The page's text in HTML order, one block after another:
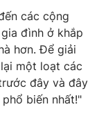
các cộng
đình ở khắp
hơn. Để giải
một loạt các
đây và đây
biến nhất!"